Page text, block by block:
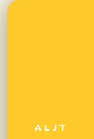
ALJT